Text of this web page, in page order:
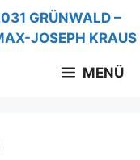
MENÜ